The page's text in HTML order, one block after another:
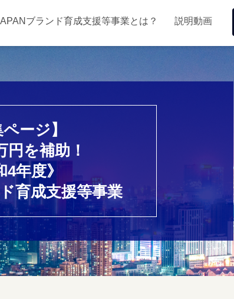
ブランド育成支援等事業とは？ 説明動画
ページ】
円を補助！
4年度》
育成支援等事業